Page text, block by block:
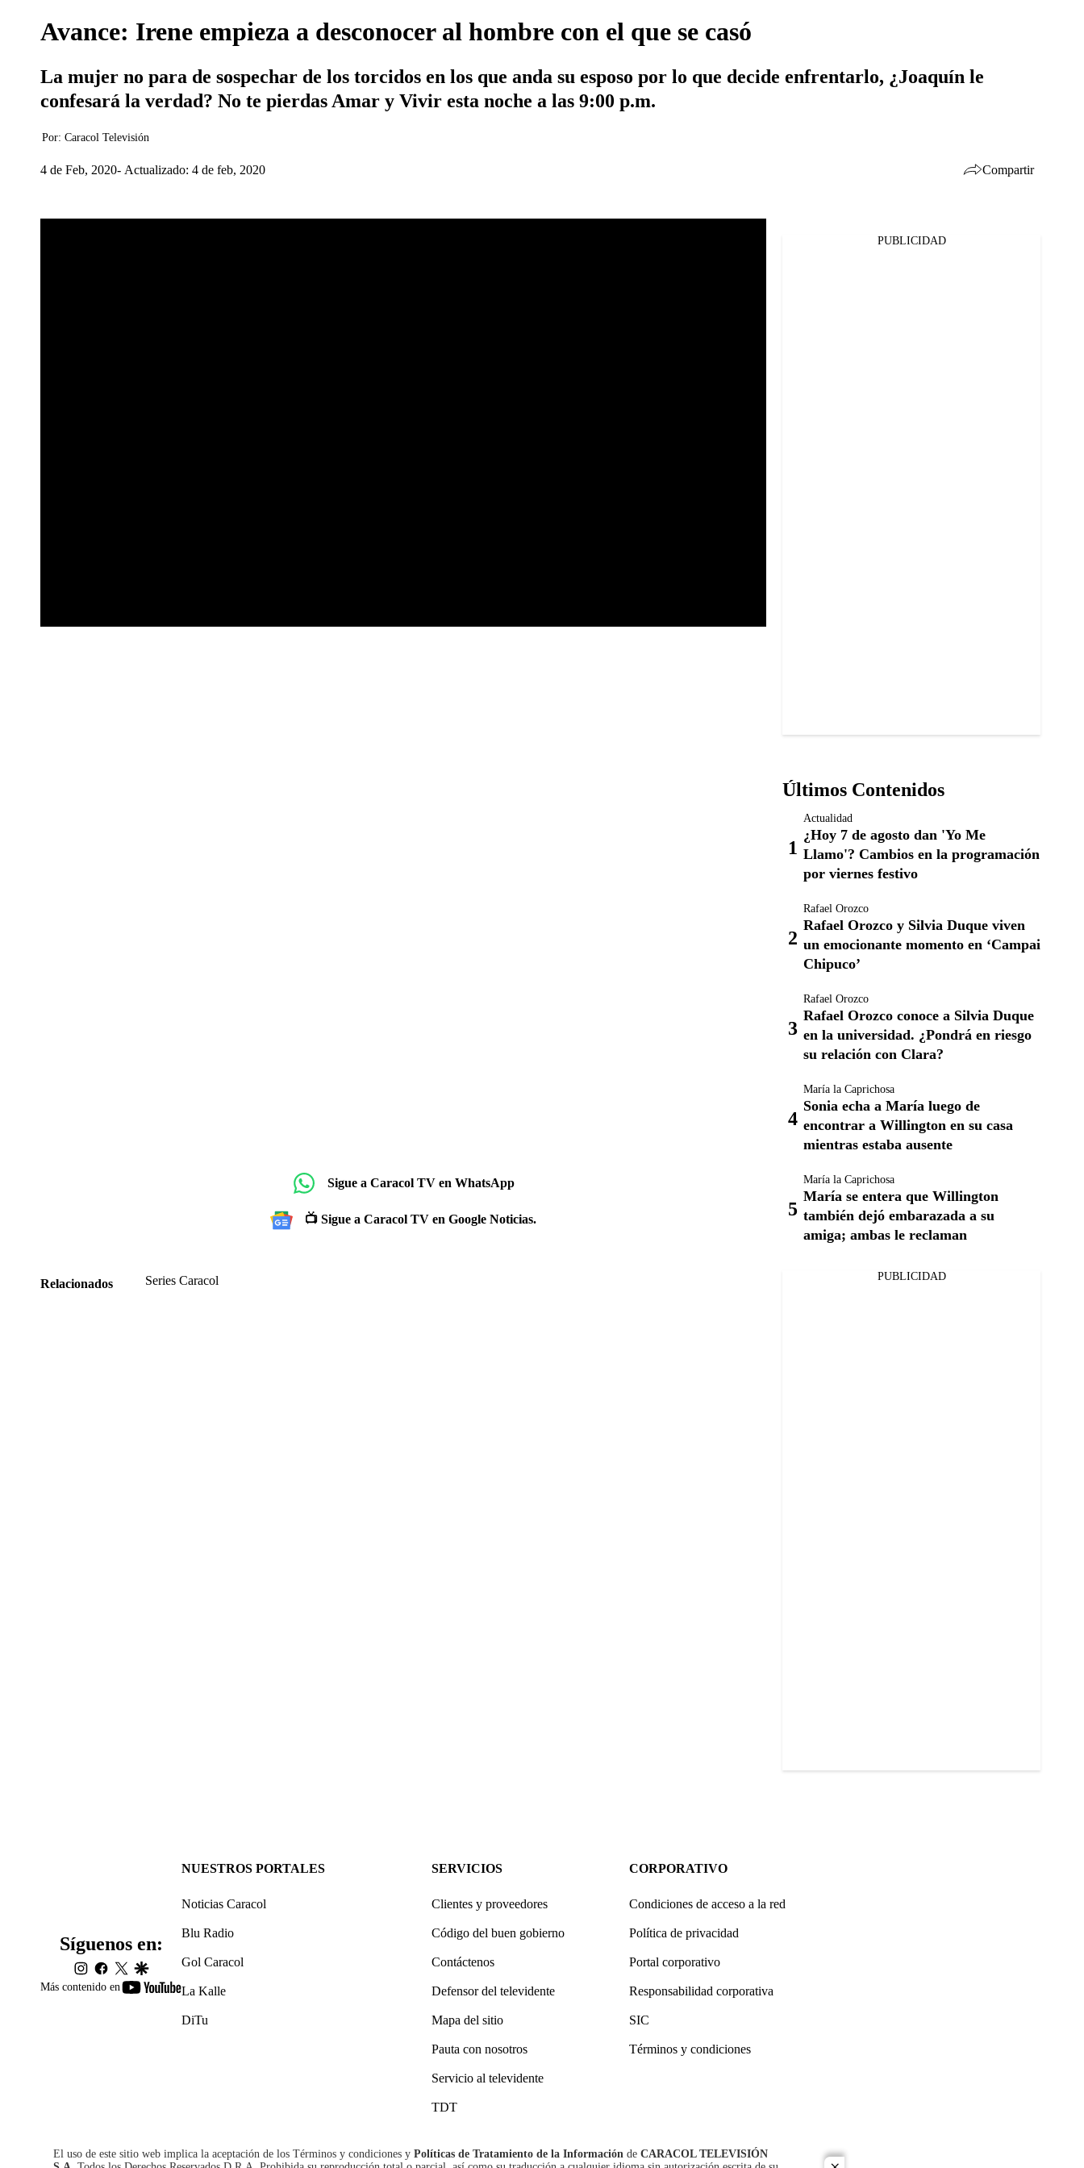
Avance: Irene empieza a desconocer al hombre con el que se casó
La mujer no para de sospechar de los torcidos en los que anda su esposo por lo que decide enfrentarlo, ¿Joaquín le
confesará la verdad? No te pierdas Amar y Vivir esta noche a las 9:00 p.m.
Por: Caracol Televisión
4 de Feb, 2020 Actualizado: 4 de feb, 2020 Compartir
Sigue a Caracol TV en WhatsApp
📺 Sigue a Caracol TV en Google Noticias.
Relacionados Series Caracol
PUBLICIDAD
Últimos Contenidos
Actualidad
¿Hoy 7 de agosto dan 'Yo Me
Llamo'? Cambios en la programación
por viernes festivo
Rafael Orozco
Rafael Orozco y Silvia Duque viven
un emocionante momento en ‘Campai
Chipuco’
Rafael Orozco
Rafael Orozco conoce a Silvia Duque
en la universidad. ¿Pondrá en riesgo
su relación con Clara?
María la Caprichosa
Sonia echa a María luego de
encontrar a Willington en su casa
mientras estaba ausente
María la Caprichosa
María se entera que Willington
también dejó embarazada a su
amiga; ambas le reclaman
PUBLICIDAD
Más contenido en
youtube-
Síguenos en:
instagram
facebook
twittergoogle
NUESTROS PORTALES
Noticias Caracol
Blu Radio
Gol Caracol
La Kalle
DiTu
SERVICIOS
Clientes y proveedores
Código del buen gobierno
Contáctenos
Defensor del televidente
Mapa del sitio
Pauta con nosotros
Servicio al televidente
TDT
CORPORATIVO
Condiciones de acceso a la red
Política de privacidad
Portal corporativo
Responsabilidad corporativa
SIC
Términos y condiciones
El uso de este sitio web implica la aceptación de los Términos y condiciones y Políticas de Tratamiento de la Información de CARACOL TELEVISIÓN